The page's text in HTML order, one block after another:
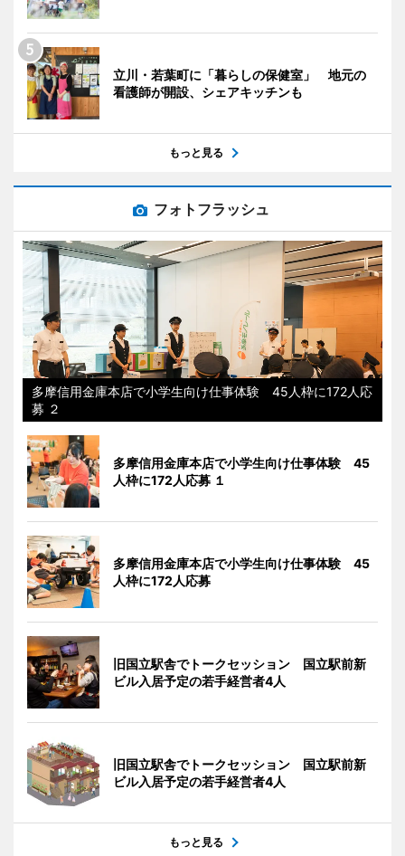
立川・若葉町に「暮らしの保健室」 地元の
看護師が開設、シェアキッチンも
もっと見る
フォトフラッシュ
多摩信用金庫本店で小学生向け仕事体験 45人枠に172人応
募 ２
多摩信用金庫本店で小学生向け仕事体験 45
人枠に172人応募 １
多摩信用金庫本店で小学生向け仕事体験 45
人枠に172人応募
旧国立駅舎でトークセッション 国立駅前新
ビル入居予定の若手経営者4人
旧国立駅舎でトークセッション 国立駅前新
ビル入居予定の若手経営者4人
もっと見る